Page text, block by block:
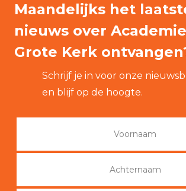
Maandelijks het
nieuws over
Grote Kerk
Schrijf je in voor onze
en blijf op de hoogte.